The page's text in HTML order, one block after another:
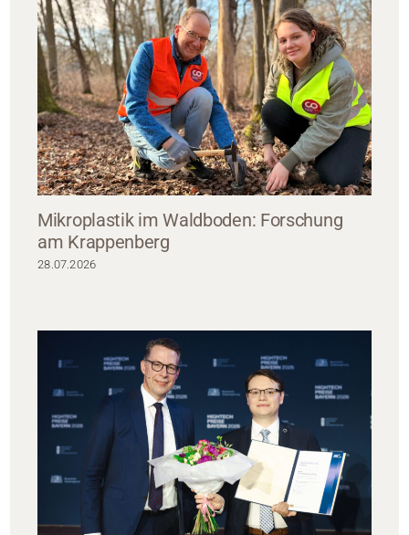
Mikroplastik im Waldboden: Forschung
am Krappenberg
28.07.2026